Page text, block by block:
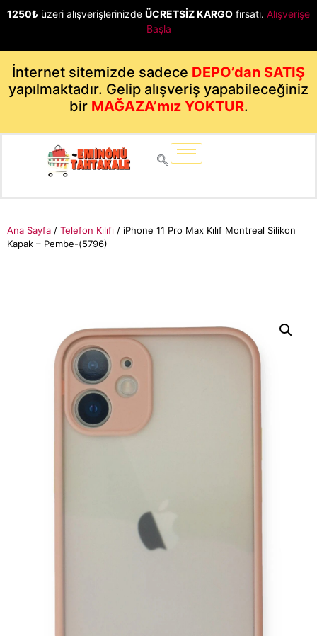
1250₺ üzeri alışverişlerinizde ÜCRETSİZ KARGO fırsatı. Alışverişe
Başla
İnternet sitemizde sadece DEPO’dan SATIŞ
yapılmaktadır. Gelip alışveriş yapabileceğiniz
bir MAĞAZA’mız YOKTUR.
Ana Sayfa / Telefon Kılıfı / iPhone 11 Pro Max Kılıf Montreal Silikon
Kapak – Pembe-(5796)